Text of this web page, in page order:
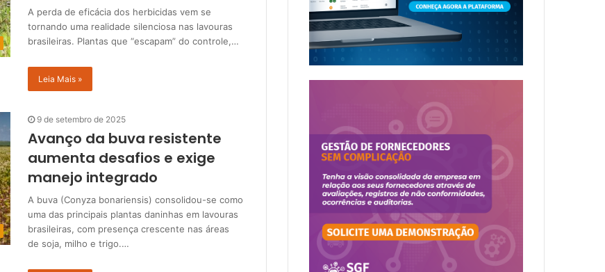
A perda de eficácia dos herbicidas vem se
tornando uma realidade silenciosa nas lavouras
brasileiras. Plantas que “escapam” do controle,…
Leia Mais »
9 de setembro de 2025
Avanço da buva resistente
aumenta desafios e exige
manejo integrado
A buva (Conyza bonariensis) consolidou-se como
uma das principais plantas daninhas em lavouras
brasileiras, com presença crescente nas áreas
de soja, milho e trigo.…